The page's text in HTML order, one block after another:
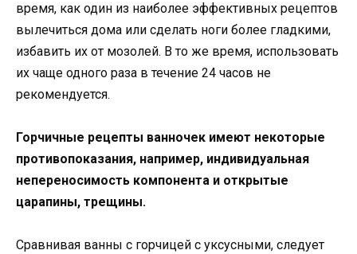
время, как один из наиболее эффективных рецептов
вылечиться дома или сделать ноги более гладкими,
избавить их от мозолей. В то же время, использовать
их чаще одного раза в течение 24 часов не
рекомендуется.
Горчичные рецепты ванночек имеют некоторые
противопоказания, например, индивидуальная
непереносимость компонента и открытые
царапины, трещины.
Сравнивая ванны с горчицей с уксусными, следует